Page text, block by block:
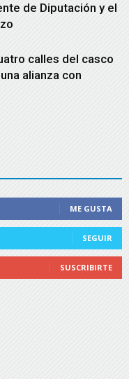
de Diputación y el
calles del casco
alianza con
ME GUSTA
SEGUIR
SUSCRIBIRTE